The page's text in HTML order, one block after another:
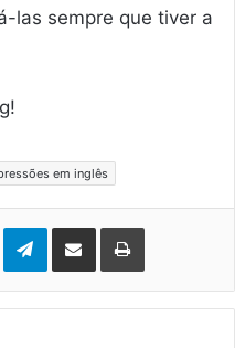
las sempre que tiver a
em inglês
Telegram
Compartilhar via e-mail Imprimir